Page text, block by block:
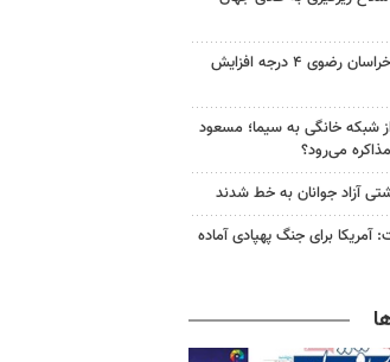
دمای هوا در خراسان رضوی ۴ درجه افزایش
شبکه خانگی به سیما؛ مسعود
می‌رود؟
آزاد جوانان به خط شدند
آمریکا برای جنگ پهپادی آماده